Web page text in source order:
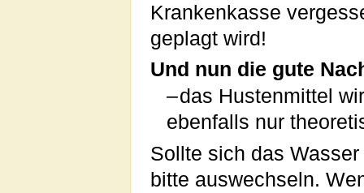
Krankenkasse
geplagt wird!
Und nun die gute
– das Hustenmittel
ebenfalls nur
Sollte sich das
bitte auswechseln.